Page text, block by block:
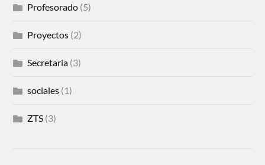
Profesorado (5)
Proyectos (2)
Secretaría (3)
sociales (1)
ZTS (3)